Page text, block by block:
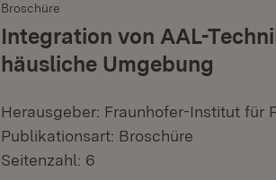
Broschüre
Integration von AAL-
häusliche Umgebung
Herausgeber: Fraunhofer-Institut für
Publikationsart: Broschüre
Seitenzahl: 6